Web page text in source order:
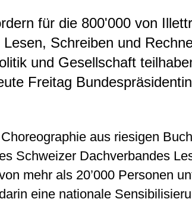
für die 800'000 von
Schreiben und
und Gesellschaft
Freitag
aus riesigen
Schweizer Dachverbandes
mehr als 20’000 Personen
eine nationale